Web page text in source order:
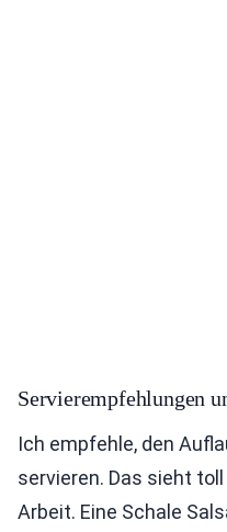
Servierempfehlungen
Ich empfehle, den
servieren. Das sieht
Arbeit. Eine Schale